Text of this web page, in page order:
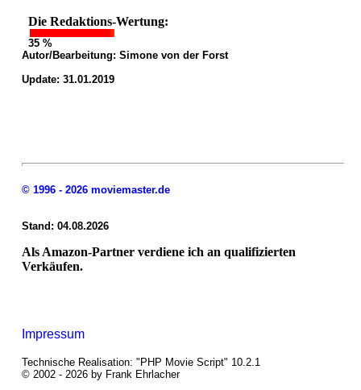
Die Redaktions-Wertung:
35 %
Autor/Bearbeitung: Simone von der Forst
Update: 31.01.2019
© 1996 - 2026 moviemaster.de
Stand: 04.08.2026
Als Amazon-Partner verdiene ich an qualifizierten
Verkäufen.
Impressum
Technische Realisation: "PHP Movie Script" 10.2.1
© 2002 - 2026 by Frank Ehrlacher